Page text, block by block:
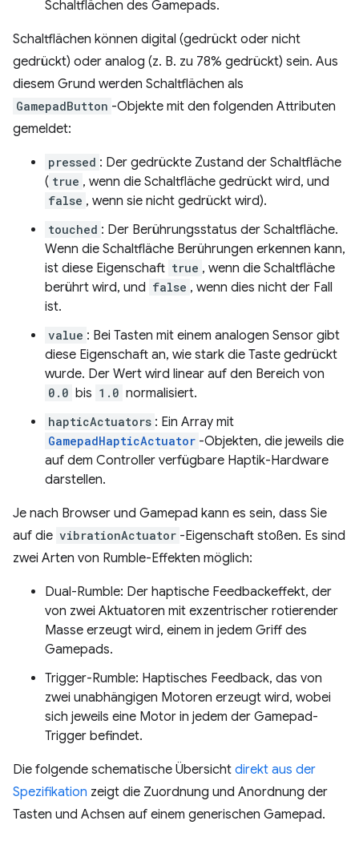
Schaltflächen des Gamepads.
Schaltflächen können digital (gedrückt oder nicht
gedrückt) oder analog (z. B. zu 78% gedrückt) sein. Aus
diesem Grund werden Schaltflächen als
GamepadButton -Objekte mit den folgenden Attributen
gemeldet:
pressed : Der gedrückte Zustand der Schaltfläche
( true , wenn die Schaltfläche gedrückt wird, und
false , wenn sie nicht gedrückt wird).
touched : Der Berührungsstatus der Schaltfläche.
Wenn die Schaltfläche Berührungen erkennen kann,
ist diese Eigenschaft true , wenn die Schaltfläche
berührt wird, und false , wenn dies nicht der Fall
ist.
value : Bei Tasten mit einem analogen Sensor gibt
diese Eigenschaft an, wie stark die Taste gedrückt
wurde. Der Wert wird linear auf den Bereich von
0.0 bis 1.0 normalisiert.
hapticActuators : Ein Array mit
GamepadHapticActuator -Objekten, die jeweils die
auf dem Controller verfügbare Haptik-Hardware
darstellen.
Je nach Browser und Gamepad kann es sein, dass Sie
auf die vibrationActuator -Eigenschaft stoßen. Es sind
zwei Arten von Rumble-Effekten möglich:
Dual-Rumble: Der haptische Feedbackeffekt, der
von zwei Aktuatoren mit exzentrischer rotierender
Masse erzeugt wird, einem in jedem Griff des
Gamepads.
Trigger-Rumble: Haptisches Feedback, das von
zwei unabhängigen Motoren erzeugt wird, wobei
sich jeweils eine Motor in jedem der Gamepad-
Trigger befindet.
Die folgende schematische Übersicht direkt aus der
Spezifikation zeigt die Zuordnung und Anordnung der
Tasten und Achsen auf einem generischen Gamepad.